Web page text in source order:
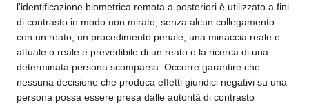
l'identificazione biometrica remota a posteriori è utilizzato a fini
di contrasto in modo non mirato, senza alcun collegamento
con un reato, un procedimento penale, una minaccia reale e
attuale o reale e prevedibile di un reato o la ricerca di una
determinata persona scomparsa. Occorre garantire che
nessuna decisione che produca effetti giuridici negativi su una
persona possa essere presa dalle autorità di contrasto